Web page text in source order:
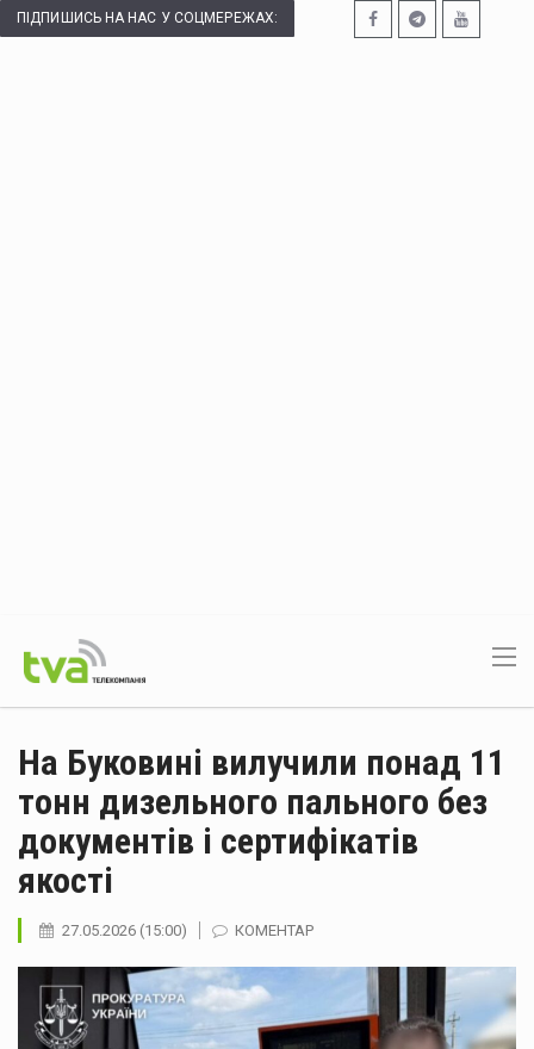
ПІДПИШИСЬ НА НАС У СОЦМЕРЕЖАХ:
На Буковині вилучили понад 11
тонн дизельного пального без
документів і сертифікатів
якості
27.05.2026 (15:00) КОМЕНТАР